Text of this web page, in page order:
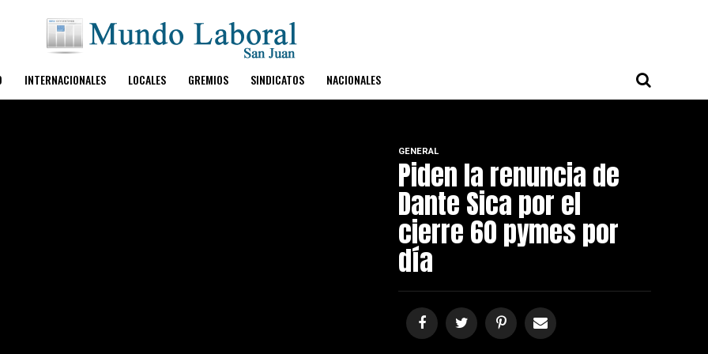
INTERNACIONALES LOCALES GREMIOS SINDICATOS NACIONALES
GENERAL
Piden la renuncia de
Dante Sica por el
cierre 60 pymes por
día